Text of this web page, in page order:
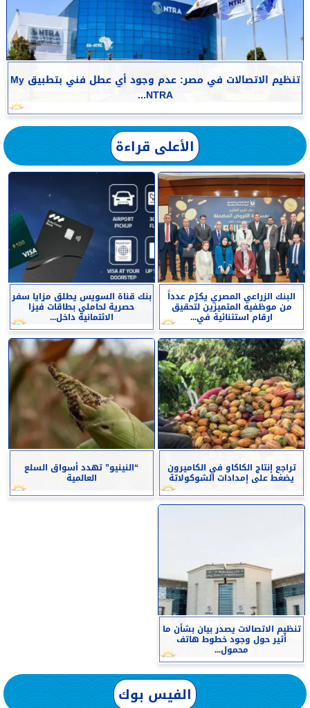
تنظيم الاتصالات في مصر: عدم وجود أي عطل فني بتطبيق My
NTRA...
الأعلى قراءة
البنك الزراعي المصري يكرّم عدداً
من موظفيه المتميزين لتحقيق
ارقام استثنائية في...
بنك قناة السويس يطلق مزايا سفر
حصرية لحاملي بطاقات فيزا
الائتمانية داخل...
تراجع إنتاج الكاكاو في الكاميرون
يضغط على إمدادات الشوكولاتة
“النينيو” تهدد أسواق السلع
العالمية
تنظيم الاتصالات يصدر بيان بشأن ما
أثير حول وجود خطوط هاتف
محمول...
الفيس بوك